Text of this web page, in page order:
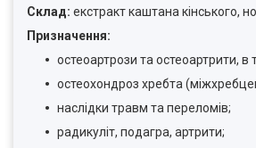
Склад: екстракт каштана кінського,
Призначення:
остеоартрози та остеоартрити, в
остеохондроз хребта
наслідки травм та переломів;
радикуліт, подагра, артрити;